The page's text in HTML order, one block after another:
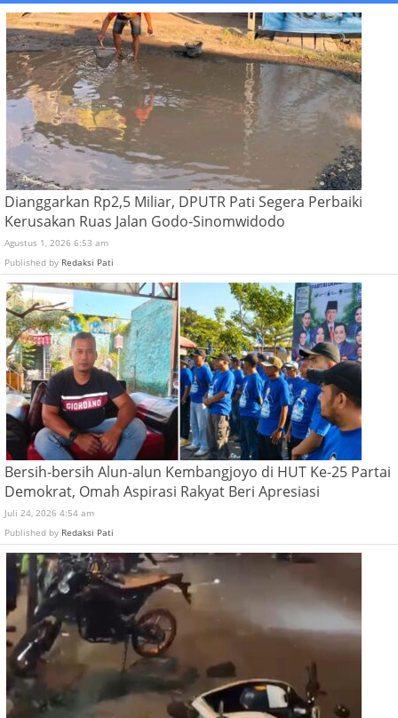
Dianggarkan Rp2,5 Miliar, DPUTR Pati Segera Perbaiki
Kerusakan Ruas Jalan Godo-Sinomwidodo
Agustus 1, 2026 6:53 am
Published by Redaksi Pati
Bersih-bersih Alun-alun Kembangjoyo di HUT Ke-25 Partai
Demokrat, Omah Aspirasi Rakyat Beri Apresiasi
Juli 24, 2026 4:54 am
Published by Redaksi Pati